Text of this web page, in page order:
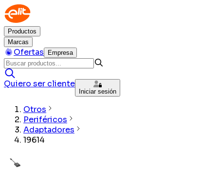
Productos
Marcas
Ofertas Empresa
Quiero ser cliente
Iniciar sesión
Otros
Periféricos
Adaptadores
19614